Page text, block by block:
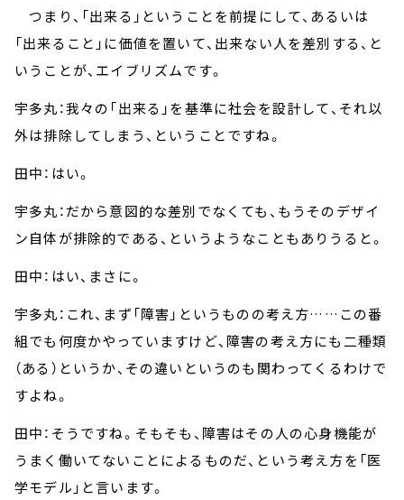
つまり、「出来る」ということを前提にして、あるいは
「出来ること」に価値を置いて、出来ない人を差別する、と
いうことが、エイブリズムです。
宇多丸：我々の「出来る」を基準に社会を設計して、それ以
外は排除してしまう、ということですね。
田中：はい。
宇多丸：だから意図的な差別でなくても、もうそのデザイ
ン自体が排除的である、というようなこともありうると。
田中：はい、まさに。
宇多丸：これ、まず「障害」というものの考え方……この番
組でも何度かやっていますけど、障害の考え方にも二種類
（ある）というか、その違いというのも関わってくるわけで
すよね。
田中：そうですね。そもそも、障害はその人の心身機能が
うまく働いてないことによるものだ、という考え方を「医
学モデル」と言います。